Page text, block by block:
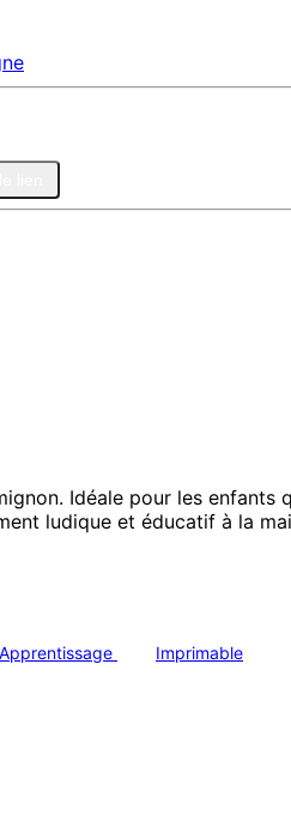
Idéale pour les enfants
ludique et éducatif à la
Apprentissage Imprimable